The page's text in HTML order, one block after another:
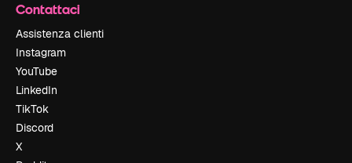
Contattaci
Assistenza clienti
Instagram
YouTube
LinkedIn
TikTok
Discord
X